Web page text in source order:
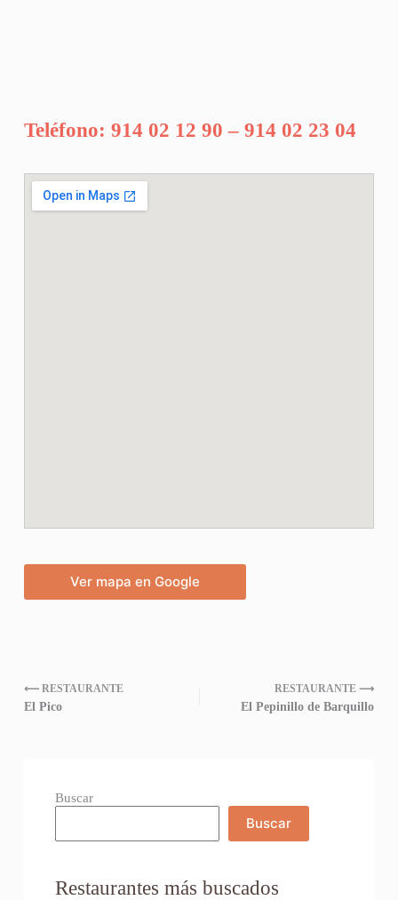
Teléfono: 914 02 12 90 – 914 02 23 04
Ver mapa en Google
⟵ RESTAURANTE
El Pico
RESTAURANTE ⟶
El Pepinillo de Barquillo
Buscar
Buscar
Restaurantes más buscados